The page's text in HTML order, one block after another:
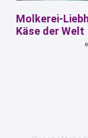
Molkerei-
Käse der Welt